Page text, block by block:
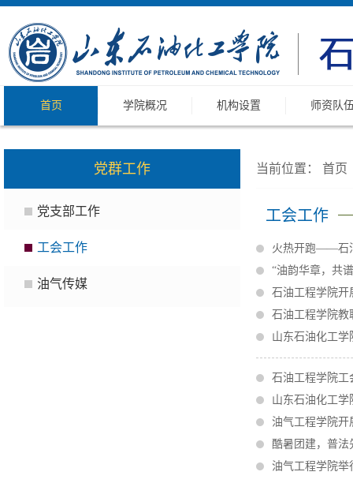
首页 学院概况 机构设置 师资队
党群工作
党支部工作
工会工作
油气传媒
当前位置： 首页
工会工作
火热开跑——石
“油韵华章，共
石油工程学院开
石油工程学院教
山东石油化工
石油工程学院工
山东石油化工学
油气工程学院开
酷暑团建，普
油气工程学院举